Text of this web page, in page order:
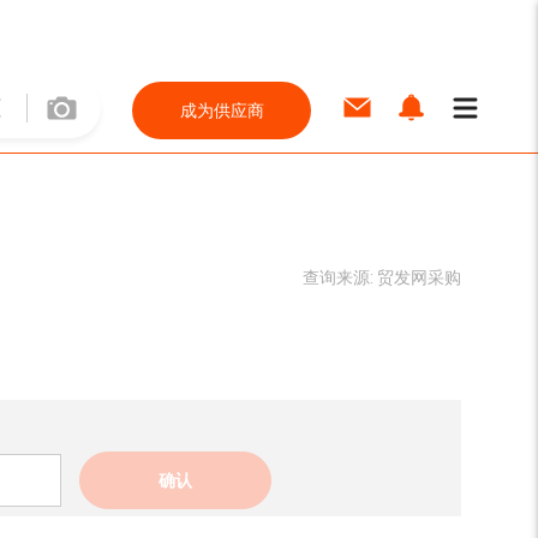
成为供应商
查询来源: 贸发网采购
确认